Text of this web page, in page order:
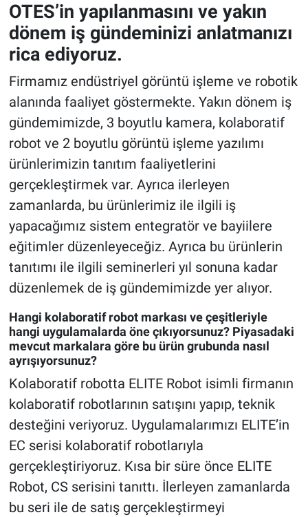
OTES’in yapılanmasını ve yakın
dönem iş gündeminizi anlatmanızı
rica ediyoruz.
Firmamız endüstriyel görüntü işleme ve robotik
alanında faaliyet göstermekte. Yakın dönem iş
gündemimizde, 3 boyutlu kamera, kolaboratif
robot ve 2 boyutlu görüntü işleme yazılımı
ürünlerimizin tanıtım faaliyetlerini
gerçekleştirmek var. Ayrıca ilerleyen
zamanlarda, bu ürünlerimiz ile ilgili iş
yapacağımız sistem entegratör ve bayiilere
eğitimler düzenleyeceğiz. Ayrıca bu ürünlerin
tanıtımı ile ilgili seminerleri yıl sonuna kadar
düzenlemek de iş gündemimizde yer alıyor.
Hangi kolaboratif robot markası ve çeşitleriyle
hangi uygulamalarda öne çıkıyorsunuz? Piyasadaki
mevcut markalara göre bu ürün grubunda nasıl
ayrışıyorsunuz?
Kolaboratif robotta ELITE Robot isimli firmanın
kolaboratif robotlarının satışını yapıp, teknik
desteğini veriyoruz. Uygulamalarımızı ELITE’in
EC serisi kolaboratif robotlarıyla
gerçekleştiriyoruz. Kısa bir süre önce ELITE
Robot, CS serisini tanıttı. İlerleyen zamanlarda
bu seri ile de satış gerçekleştirmeyi